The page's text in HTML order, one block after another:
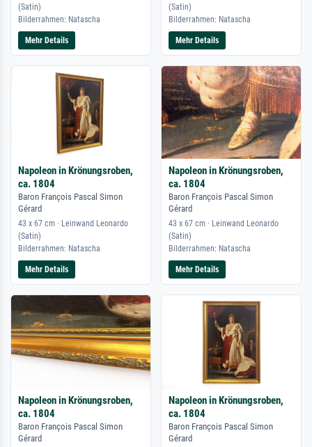
(Satin)
Bilderrahmen: Natascha
Mehr Details
(Satin)
Bilderrahmen: Natascha
Mehr Details
Napoleon in Krönungsroben,
ca. 1804
Baron François Pascal Simon
Gérard
43 x 67 cm · Leinwand Leonardo
(Satin)
Bilderrahmen: Natascha
Mehr Details
Napoleon in Krönungsroben,
ca. 1804
Baron François Pascal Simon
Gérard
43 x 67 cm · Leinwand Leonardo
(Satin)
Bilderrahmen: Natascha
Mehr Details
Napoleon in Krönungsroben,
ca. 1804
Baron François Pascal Simon
Gérard
Napoleon in Krönungsroben,
ca. 1804
Baron François Pascal Simon
Gérard